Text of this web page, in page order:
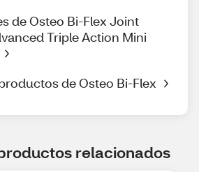
de Osteo Bi-Flex Joint
Triple Action Mini
de Osteo Bi-Flex
relacionados